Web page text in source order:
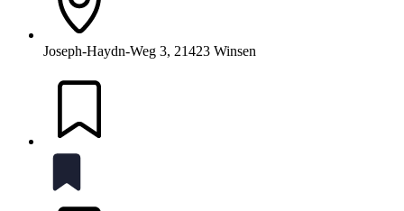
Joseph-Haydn-Weg 3, 21423 Winsen